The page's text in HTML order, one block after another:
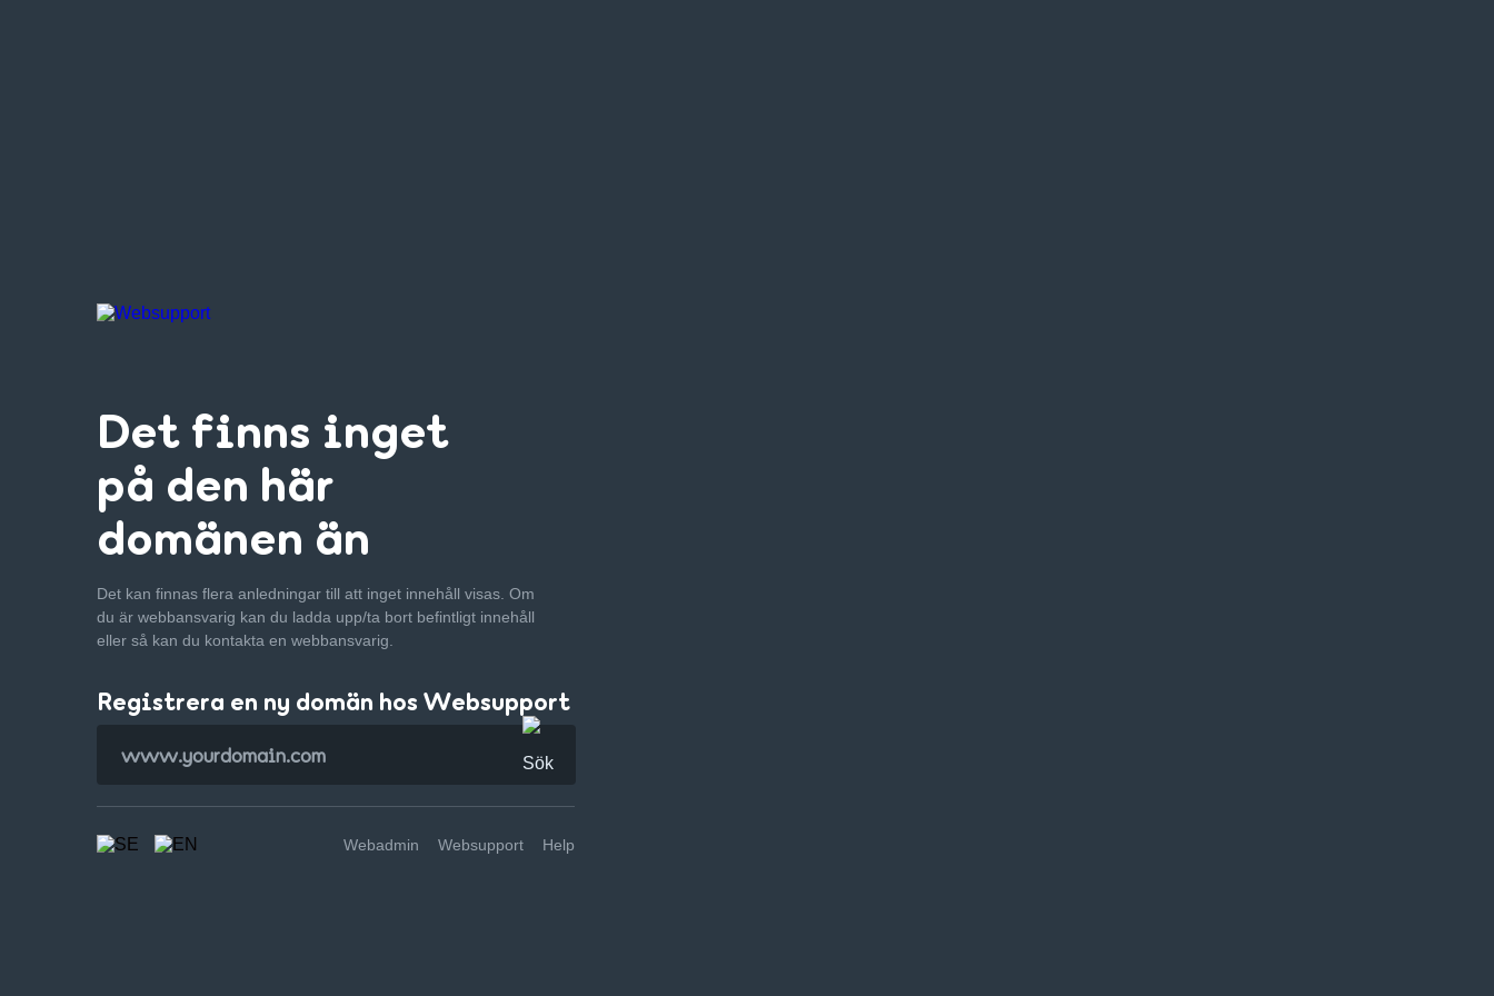
Det finns inget
på den här
domänen än
Det kan finnas flera anledningar till att inget innehåll visas. Om
du är webbansvarig kan du ladda upp/ta bort befintligt innehåll
eller så kan du kontakta en webbansvarig.
Registrera en ny domän hos Websupport
Webadmin Websupport Help